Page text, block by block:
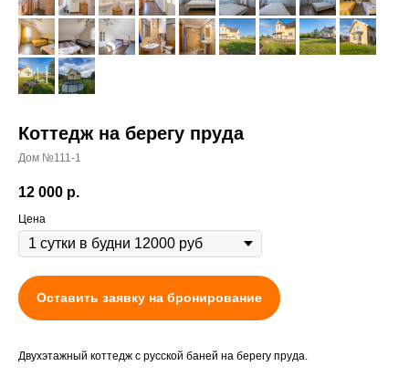
Коттедж на берегу пруда
Дом №111-1
12 000 р.
Цена
Оставить заявку на бронирование
Двухэтажный коттедж с русской баней на берегу пруда.